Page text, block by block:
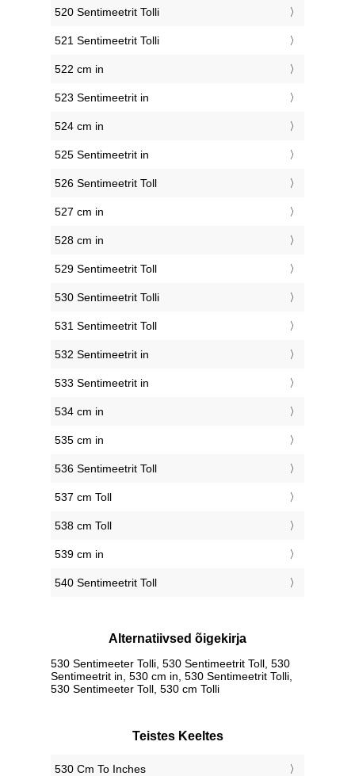
520 Sentimeetrit Tolli
521 Sentimeetrit Tolli
522 cm in
523 Sentimeetrit in
524 cm in
525 Sentimeetrit in
526 Sentimeetrit Toll
527 cm in
528 cm in
529 Sentimeetrit Toll
530 Sentimeetrit Tolli
531 Sentimeetrit Toll
532 Sentimeetrit in
533 Sentimeetrit in
534 cm in
535 cm in
536 Sentimeetrit Toll
537 cm Toll
538 cm Toll
539 cm in
540 Sentimeetrit Toll
Alternatiivsed õigekirja
530 Sentimeeter Tolli, 530 Sentimeetrit Toll, 530
Sentimeetrit in, 530 cm in, 530 Sentimeetrit Tolli,
530 Sentimeeter Toll, 530 cm Tolli
Teistes Keeltes
‎530 Cm To Inches